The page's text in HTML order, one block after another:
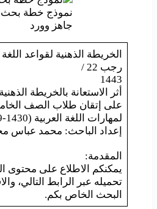
نموذج خطة
جاهز وورد
الخريطة الذهنية لقواعد اللغة
رجب 22 /
1443
أثر الاستعانة بالخريطة
على إتقان طلاب الصف
لمهارات اللغة العربية (1430-1429).
إعداد الباحث: محمد عباس
المقدمة:
يمكنكم الاطلاع على
تحميله عبر الرابط التالي،
البحث الخاص بكم.